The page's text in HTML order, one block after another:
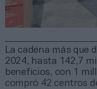
La cadena más que
2024, hasta 142,7
beneficios, con 1
compró 42 centros